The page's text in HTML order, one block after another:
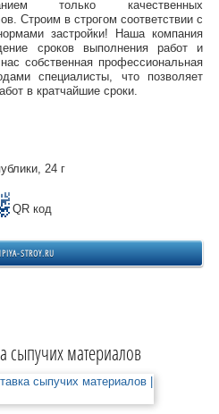
только качественных
Строим в строгом соответствии с
застройки! Наша компания
сроков выполнения работ и
собственная профессиональная
специалисты, что позволяет
в кратчайшие сроки.
24 г
QR код
STROY.RU
сыпучих материалов